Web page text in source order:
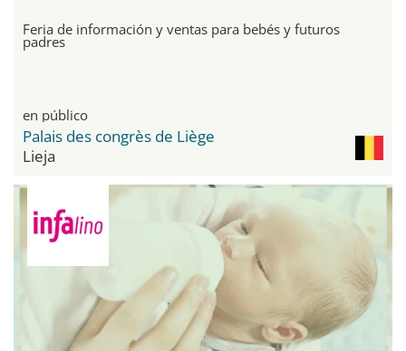
Feria de información y ventas para bebés y futuros
padres
en público
Palais des congrès de Liège
Lieja